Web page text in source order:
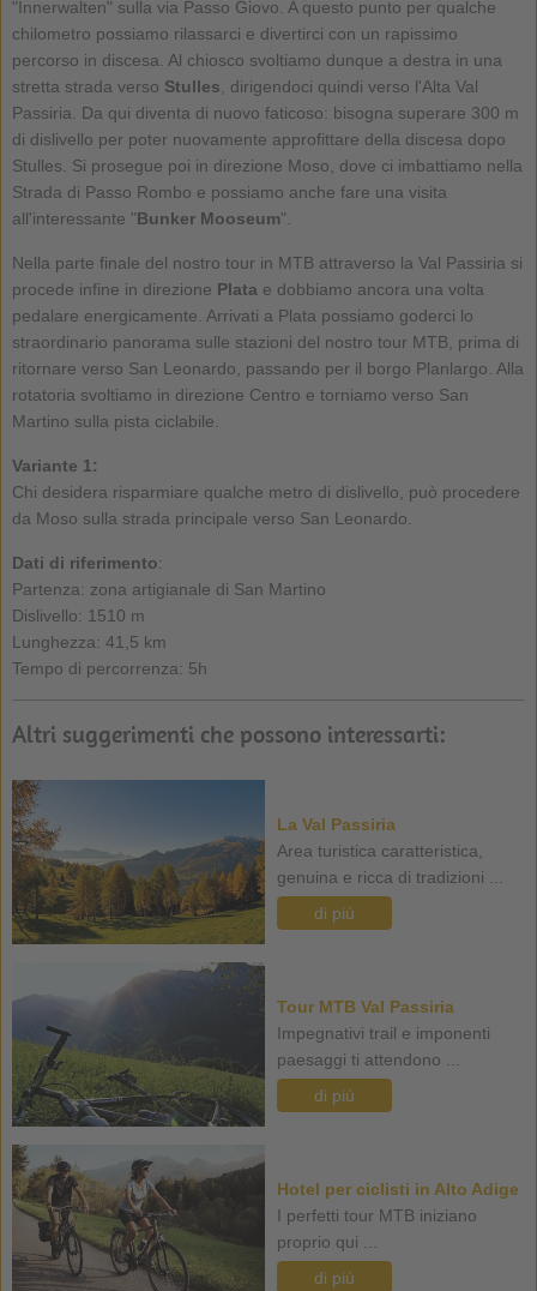
"Innerwalten" sulla via Passo Giovo. A questo punto per qualche
chilometro possiamo rilassarci e divertirci con un rapissimo
percorso in discesa. Al chiosco svoltiamo dunque a destra in una
stretta strada verso Stulles , dirigendoci quindi verso l'Alta Val
Passiria. Da qui diventa di nuovo faticoso: bisogna superare 300 m
di dislivello per poter nuovamente approfittare della discesa dopo
Stulles. Si prosegue poi in direzione Moso, dove ci imbattiamo nella
Strada di Passo Rombo e possiamo anche fare una visita
all'interessante "Bunker Mooseum".
Nella parte finale del nostro tour in MTB attraverso la Val Passiria si
procede infine in direzione Plata e dobbiamo ancora una volta
pedalare energicamente. Arrivati a Plata possiamo goderci lo
straordinario panorama sulle stazioni del nostro tour MTB, prima di
ritornare verso San Leonardo, passando per il borgo Planlargo. Alla
rotatoria svoltiamo in direzione Centro e torniamo verso San
Martino sulla pista ciclabile.
Variante 1:
Chi desidera risparmiare qualche metro di dislivello, può procedere
da Moso sulla strada principale verso San Leonardo.
Dati di riferimento:
Partenza: zona artigianale di San Martino
Dislivello: 1510 m
Lunghezza: 41,5 km
Tempo di percorrenza: 5h
Altri suggerimenti che possono interessarti:
La Val Passiria
Area turistica caratteristica,
genuina e ricca di tradizioni ...
di più
Tour MTB Val Passiria
Impegnativi trail e imponenti
paesaggi ti attendono ...
di più
Hotel per ciclisti in Alto Adige
I perfetti tour MTB iniziano
proprio qui ...
di più